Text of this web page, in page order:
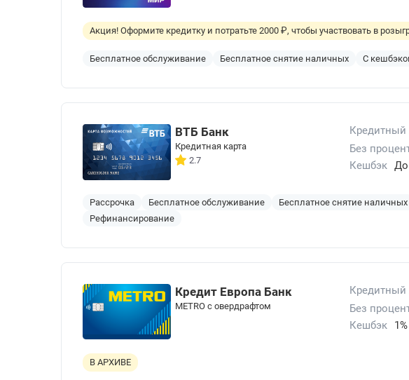
Акция! Оформите кредитку и потратьте 2000 ₽, чтобы участвовать в
Бесплатное обслуживание Бесплатное снятие наличных С
ВТБ Банк
Кредитная карта
2.7
Без
Кешбэк До
Рассрочка Бесплатное обслуживание Бесплатное снятие наличных
Рефинансирование
Кредит Европа Банк
METRO с овердрафтом
Кредитный
Без
Кешбэк
1%
В АРХИВЕ